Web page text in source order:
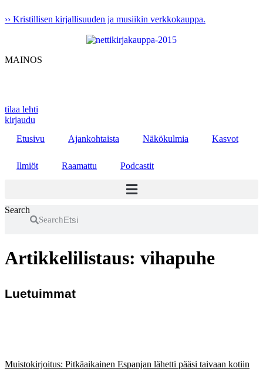
sisältöön
›› Kristillisen kirjallisuuden ja musiikin verkkokauppa.
MAINOS
tilaa lehti
kirjaudu
Etusivu
Ajankohtaista Näkökulmia Kasvot
Ilmiöt Raamattu Podcastit
Search
Search
Artikkelilistaus: vihapuhe
Luetuimmat
Muistokirjoitus: Pitkäaikainen Espanjan lähetti pääsi taivaan kotiin